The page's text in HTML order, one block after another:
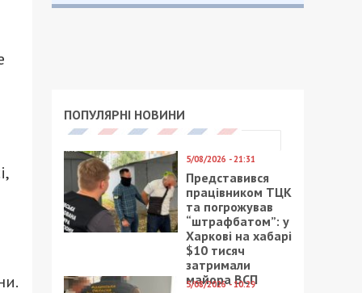
ПОПУЛЯРНІ НОВИНИ
5/08/2026 - 21:31
Представився
працівником ТЦК
та погрожував
“штрафбатом”: у
Харкові на хабарі
$10 тисяч
затримали
майора ВСП
5/08/2026 - 10:29